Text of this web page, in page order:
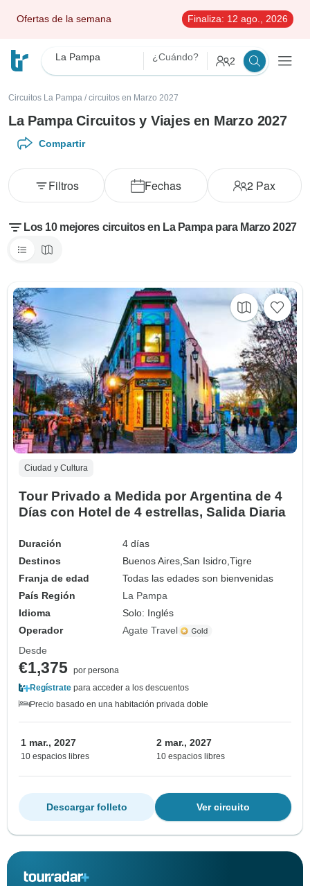
Ofertas de la semana Finaliza: 12 ago., 2026
La Pampa ¿Cuándo? 2
Circuitos La Pampa / circuitos en Marzo 2027
La Pampa Circuitos y Viajes en Marzo 2027
Compartir
Fechas 2 Pax
Filtros
Los 10 mejores circuitos en La Pampa para Marzo 2027
Ciudad y Cultura
Tour Privado a Medida por Argentina de 4
Días con Hotel de 4 estrellas, Salida Diaria
Duración
4 días
Destinos
Buenos Aires,San Isidro,Tigre
Franja de edad
Todas las edades son bienvenidas
País Región
La Pampa
Idioma
Solo: Inglés
Operador
Agate Travel
Desde
€1,375 por persona
Regístrate para acceder a los descuentos
Precio basado en una habitación privada doble
1 mar., 2027
10 espacios libres
2 mar., 2027
10 espacios libres
Ver circuito
Descargar folleto